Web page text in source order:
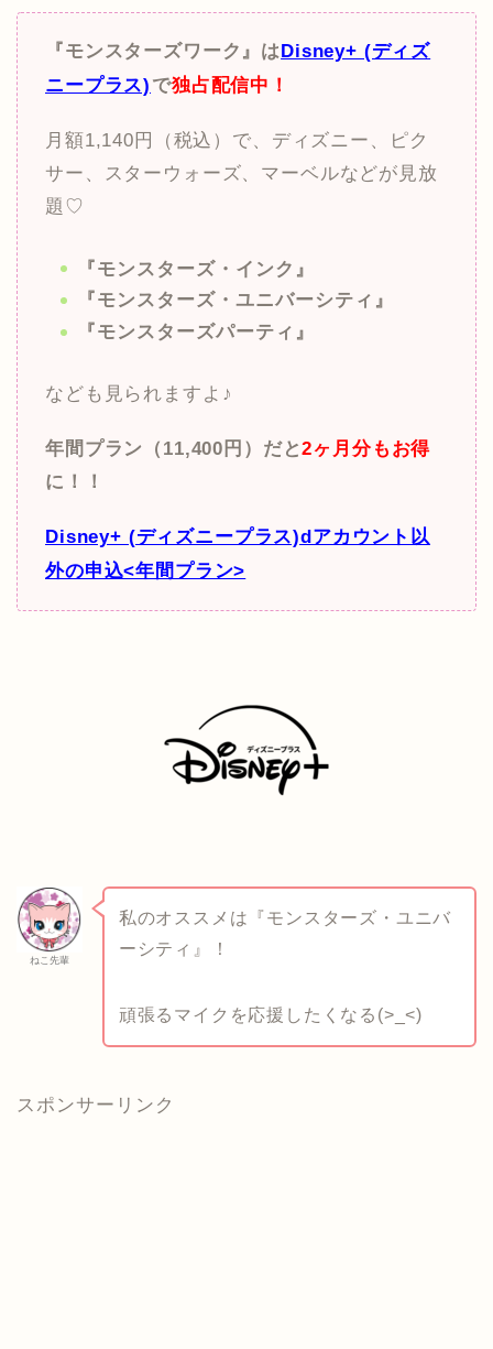
『モンスターズワーク』はDisney+ (ディズ
ニープラス) で独占配信中！
月額1,140円（税込）で、ディズニー、ピク
サー、スターウォーズ、マーベルなどが見放
題♡
『モンスターズ・インク』
『モンスターズ・ユニバーシティ』
『モンスターズパーティ』
なども見られますよ♪
年間プラン（11,400円）だと2ヶ月分もお得
に！！
Disney+ (ディズニープラス)dアカウント以
外の申込<年間プラン>
ねこ先輩
私のオススメは『モンスターズ・ユニバ
ーシティ』！
頑張るマイクを応援したくなる(>_<)
スポンサーリンク